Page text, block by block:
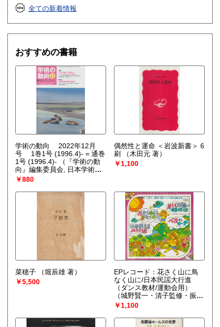
全ての新着情報
おすすめの書籍
学術の動向 2022年12月
号 1巻1号 (1996.4)- = 通巻
1号 (1996.4)-
（『学術の動
向』編集委員会, 日本学術会
議 編）
￥880
偶然性と運命 ＜岩波新書＞ 6
刷
（木田元 著）
￥1,100
菜穂子
（堀辰雄 著）
￥5,500
EPレコード：花さく山に鳥
なく山に/日本民謡大行進
（ダンス教材/運動会用）
（城野賢一・清子監修・振
付）
￥1,100